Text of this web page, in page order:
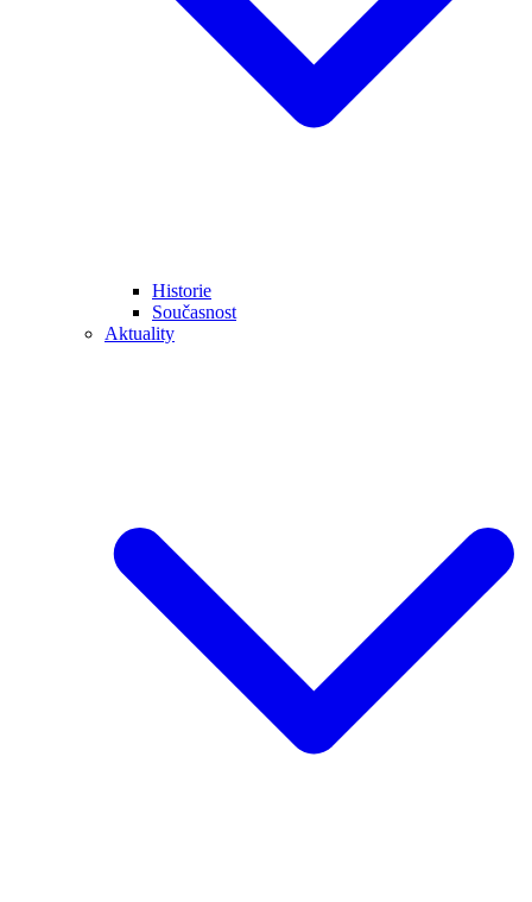
Historie
Současnost
Aktuality